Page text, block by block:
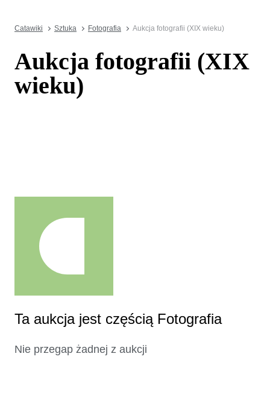
Catawiki Sztuka Fotografia Aukcja fotografii (XIX wieku)
Aukcja fotografii (XIX
wieku)
Ta aukcja jest częścią Fotografia
Nie przegap żadnej z aukcji